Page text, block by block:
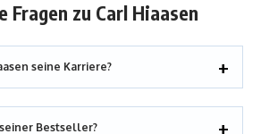
Fragen zu Carl Hiaasen
seine Karriere?
Bestseller?